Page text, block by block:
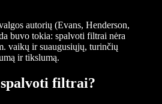
autorių (Evans, Henderson,
buvo tokia: spalvoti filtrai nėra
vaikų ir suaugusiųjų, turinčių
ir tikslumą.
filtrai?